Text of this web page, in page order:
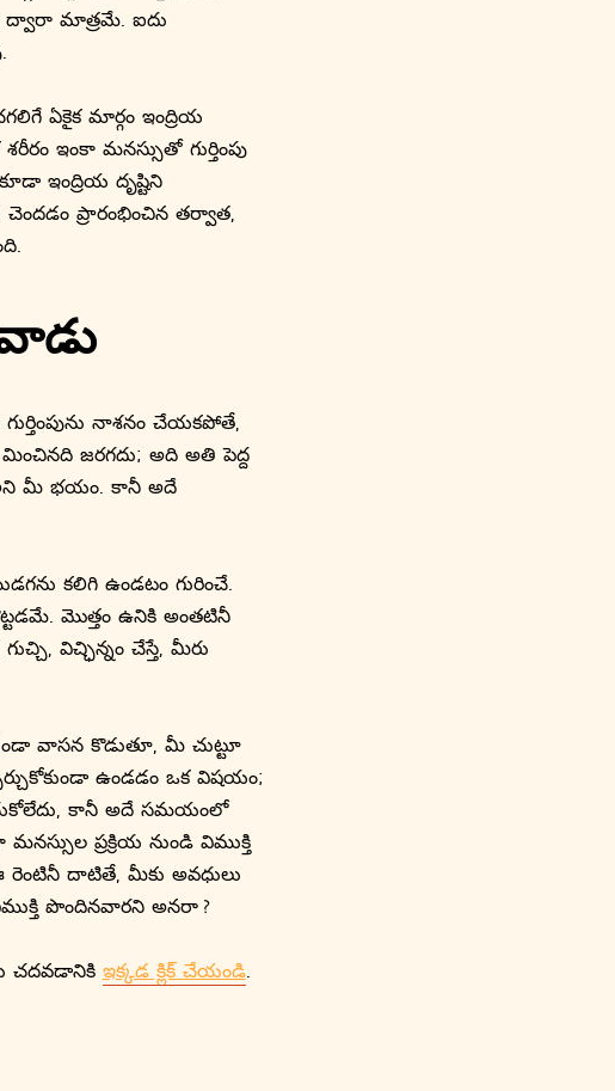
ద్వారా మాత్రమే. ఐదు
ఏకైక మార్గం ఇంద్రియ
ఇంకా మనస్సుతో గుర్తింపు
ఇంద్రియ దృష్టిని
ప్రారంభించిన తర్వాత,
నాశనం చేయకపోతే,
జరగదు; అది అతి పెద్ద
మీ భయం. కానీ అదే
కలిగి ఉండటం గురించే.
మొత్తం ఉనికి అంతటినీ
విచ్ఛిన్నం చేస్తే, మీరు
వాసన కొడుతూ, మీ చుట్టూ
ఉండడం ఒక విషయం;
కానీ అదే సమయంలో
ప్రక్రియ నుండి విముక్తి
దాటితే, మీకు అవధులు
పొందినవారని అనరా ?
చదవడానికి ఇక్కడ క్లిక్ చేయండి.